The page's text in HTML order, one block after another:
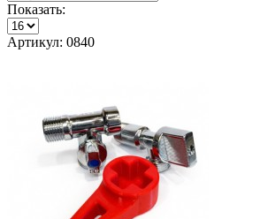
Показать:
Артикул: 0840